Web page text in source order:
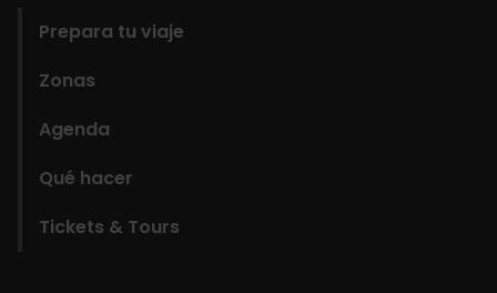
Prepara tu viaje
Zonas
Agenda
Qué hacer
Tickets & Tours